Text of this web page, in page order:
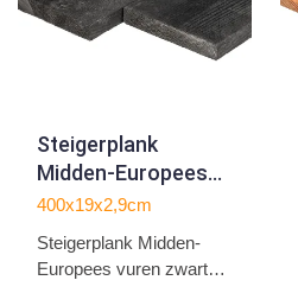
Steigerplank
Midden-Europees
vuren zwart
2.9x19.0x400cm
400x19x2,9cm
Steigerplank Midden-
Europees vuren zwart